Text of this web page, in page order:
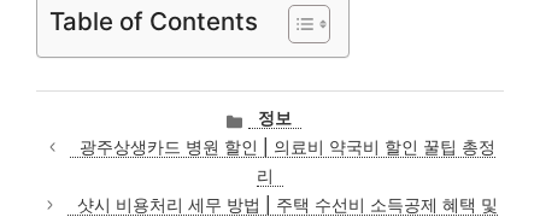
Table of Contents
카
테
고
리
정보
광주상생카드 병원 할인 | 의료비 약국비 할인 꿀팁 총정
리
샷시 비용처리 세무 방법 | 주택 수선비 소득공제 혜택 및